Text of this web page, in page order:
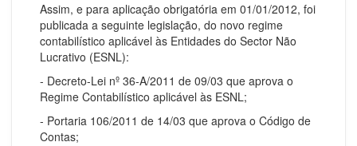
Assim, e para aplicação obrigatória em 01/01/2012, foi
publicada a seguinte legislação, do novo regime
contabilístico aplicável às Entidades do Sector Não
Lucrativo (ESNL):
- Decreto-Lei nº 36-A/2011 de 09/03 que aprova o
Regime Contabilístico aplicável às ESNL;
- Portaria 106/2011 de 14/03 que aprova o Código de
Contas;